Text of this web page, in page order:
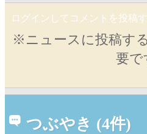
ログインしてコメントを投稿
※ニュースに投稿す
要で
つぶやき (4件)